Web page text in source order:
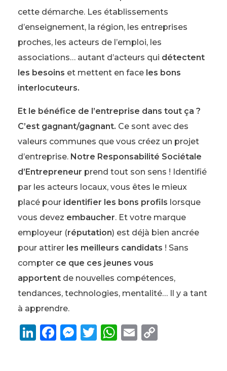
cette démarche. Les établissements
d’enseignement, la région, les entreprises
proches, les acteurs de l’emploi, les
associations… autant d’acteurs qui détectent
les besoins et mettent en face les bons
interlocuteurs.
Et le bénéfice de l’entreprise dans tout ça ?
C’est gagnant/gagnant. Ce sont avec des
valeurs communes que vous créez un projet
d’entreprise. Notre Responsabilité Sociétale
d’Entrepreneur prend tout son sens ! Identifié
par les acteurs locaux, vous êtes le mieux
placé pour identifier les bons profils lorsque
vous devez embaucher. Et votre marque
employeur (réputation) est déjà bien ancrée
pour attirer les meilleurs candidats ! Sans
compter ce que ces jeunes vous
apportent de nouvelles compétences,
tendances, technologies, mentalité… Il y a tant
à apprendre.
Li F
M T
W E